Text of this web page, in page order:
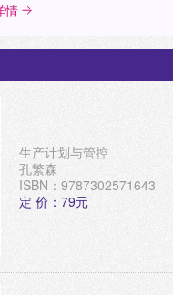
情
生产计划与管控
孔繁森
ISBN：9787302571643
定 价：79元